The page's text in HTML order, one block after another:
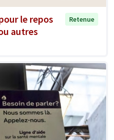
le repos
autres
Retenue